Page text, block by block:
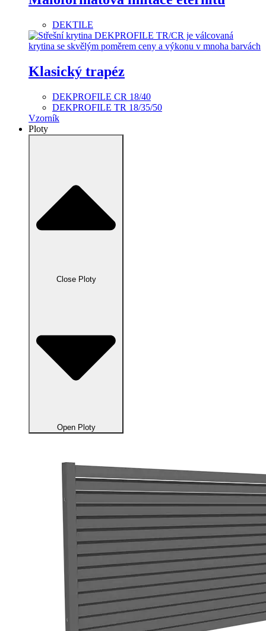
DEKTILE
Klasický trapéz
DEKPROFILE CR 18/40
DEKPROFILE TR 18/35/50
Vzorník
Ploty
Close Ploty
Open Ploty